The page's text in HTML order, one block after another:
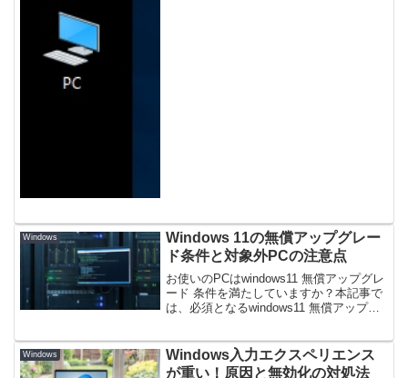
Windows
Windows 11の無償アップグレー
ド条件と対象外PCの注意点
お使いのPCはwindows11 無償アップグレ
ード 条件を満たしていますか？本記事で
は、必須となるwindows11 無償アップグ
延長動向や買い替え基準も網羅し、安全
で確実な移行を支援します。
Windows
Windows入力エクスペリエンス
が重い！原因と無効化の対処法